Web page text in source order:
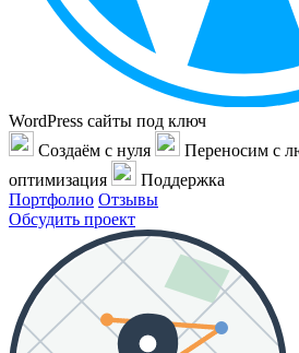
WordPress сайты под ключ
Создаём с нуля
Переносим с
оптимизация
Поддержка
Портфолио Отзывы
Обсудить проект